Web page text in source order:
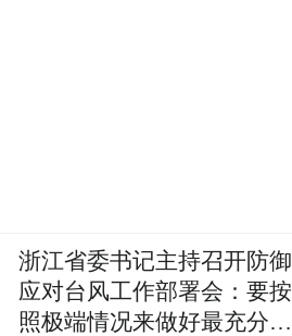
浙江省委书记主持召开防御
应对台风工作部署会：要按
照极端情况来做好最充分的